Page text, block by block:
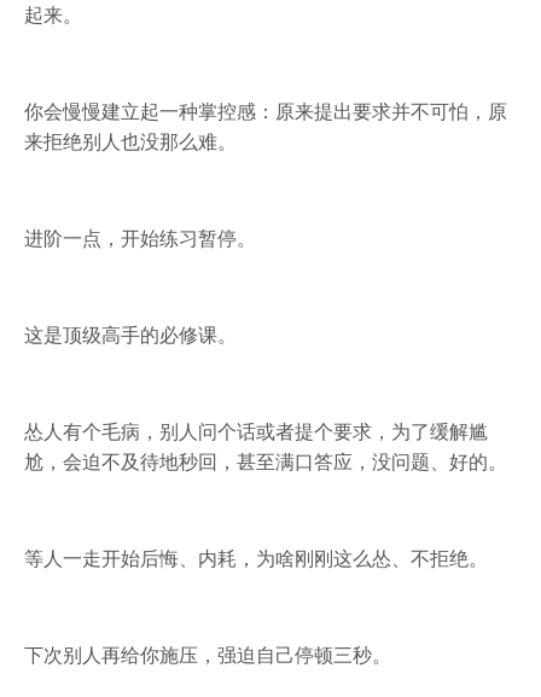
起来。
你会慢慢建立起一种掌控感：原来提出要求并不可怕，原
来拒绝别人也没那么难。
进阶一点，开始练习暂停。
这是顶级高手的必修课。
怂人有个毛病，别人问个话或者提个要求，为了缓解尴
尬，会迫不及待地秒回，甚至满口答应，没问题、好的。
等人一走开始后悔、内耗，为啥刚刚这么怂、不拒绝。
下次别人再给你施压，强迫自己停顿三秒。